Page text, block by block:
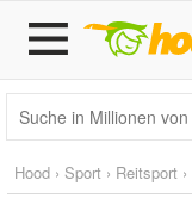
Hood › Sport › Reitsport ›